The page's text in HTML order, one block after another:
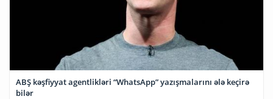
ABŞ kəşfiyyat agentlikləri “WhatsApp” yazışmalarını ələ keçirə
bilər